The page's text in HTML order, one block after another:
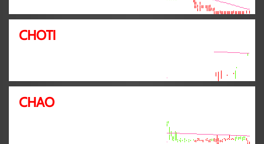
CHOTI
CHAO